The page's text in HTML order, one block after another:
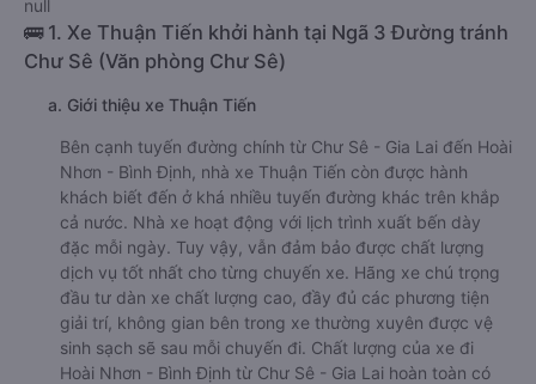
null
🚌 1. Xe Thuận Tiến khởi hành tại Ngã 3 Đường tránh
Chư Sê (Văn phòng Chư Sê)
a. Giới thiệu xe Thuận Tiến
Bên cạnh tuyến đường chính từ Chư Sê - Gia Lai đến Hoài
Nhơn - Bình Định, nhà xe Thuận Tiến còn được hành
khách biết đến ở khá nhiều tuyến đường khác trên khắp
cả nước. Nhà xe hoạt động với lịch trình xuất bến dày
đặc mỗi ngày. Tuy vậy, vẫn đảm bảo được chất lượng
dịch vụ tốt nhất cho từng chuyến xe. Hãng xe chú trọng
đầu tư dàn xe chất lượng cao, đầy đủ các phương tiện
giải trí, không gian bên trong xe thường xuyên được vệ
sinh sạch sẽ sau mỗi chuyến đi. Chất lượng của xe đi
Hoài Nhơn - Bình Định từ Chư Sê - Gia Lai hoàn toàn có